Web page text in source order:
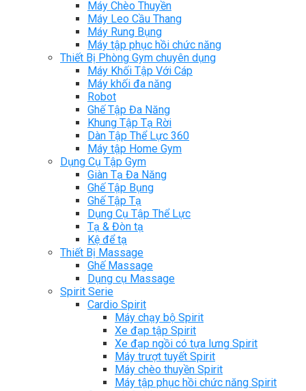
Máy Chèo Thuyền
Máy Leo Cầu Thang
Máy Rung Bụng
Máy tập phục hồi chức năng
Thiết Bị Phòng Gym chuyên dụng
Máy Khối Tập Với Cáp
Máy khối đa năng
Robot
Ghế Tập Đa Năng
Khung Tập Tạ Rời
Dàn Tập Thể Lực 360
Máy tập Home Gym
Dụng Cụ Tập Gym
Giàn Tạ Đa Năng
Ghế Tập Bụng
Ghế Tập Tạ
Dụng Cụ Tập Thể Lực
Tạ & Đòn tạ
Kệ để tạ
Thiết Bị Massage
Ghế Massage
Dụng cụ Massage
Spirit Serie
Cardio Spirit
Máy chạy bộ Spirit
Xe đạp tập Spirit
Xe đạp ngồi có tựa lưng Spirit
Máy trượt tuyết Spirit
Máy chèo thuyền Spirit
Máy tập phục hồi chức năng Spirit